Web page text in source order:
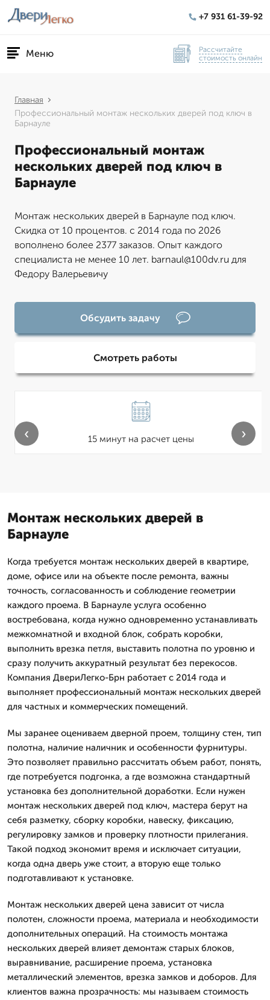
+7 931 61-39-92
Меню
Рассчитайте
стоимость онлайн
Главная
Профессиональный монтаж нескольких дверей под ключ в
Барнауле
Профессиональный монтаж
нескольких дверей под ключ в
Барнауле
Монтаж нескольких дверей в Барнауле под ключ.
Скидка от 10 процентов. с 2014 года по 2026
вополнено более 2377 заказов. Опыт каждого
специалиста не менее 10 лет. barnaul@100dv.ru для
Федору Валерьевичу
Обсудить задачу
Смотреть работы
15 минут на расчет цены
‹ ›
Монтаж нескольких дверей в
Барнауле
Когда требуется монтаж нескольких дверей в квартире,
доме, офисе или на объекте после ремонта, важны
точность, согласованность и соблюдение геометрии
каждого проема. В Барнауле услуга особенно
востребована, когда нужно одновременно устанавливать
межкомнатной и входной блок, собрать коробки,
выполнить врезка петля, выставить полотна по уровню и
сразу получить аккуратный результат без перекосов.
Компания ДвериЛегко-Брн работает с 2014 года и
выполняет профессиональный монтаж нескольких дверей
для частных и коммерческих помещений.
Мы заранее оцениваем дверной проем, толщину стен, тип
полотна, наличие наличник и особенности фурнитуры.
Это позволяет правильно рассчитать объем работ, понять,
где потребуется подгонка, а где возможна стандартный
установка без дополнительной доработки. Если нужен
монтаж нескольких дверей под ключ, мастера берут на
себя разметку, сборку коробки, навеску, фиксацию,
регулировку замков и проверку плотности прилегания.
Такой подход экономит время и исключает ситуации,
когда одна дверь уже стоит, а вторую еще только
подготавливают к установке.
Монтаж нескольких дверей цена зависит от числа
полотен, сложности проема, материала и необходимости
дополнительных операций. На стоимость монтажа
нескольких дверей влияет демонтаж старых блоков,
выравнивание, расширение проема, установка
металлический элементов, врезка замков и доборов. Для
клиентов важна прозрачность: мы называем стоимость